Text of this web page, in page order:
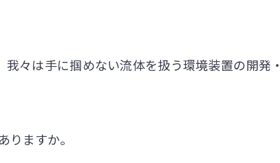
々は手に掴めない流体を扱う環境装置の開発
りますか。